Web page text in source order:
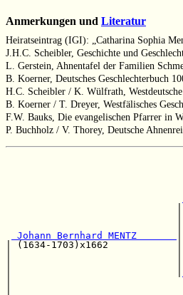
Anmerkungen und Literatur
Heiratseintrag (IGI): „Catharina Sophia
J.H.C. Scheibler, Geschichte und
L. Gerstein, Ahnentafel der Familien
B. Koerner, Deutsches Geschlechterbuch
H.C. Scheibler / K. Wülfrath,
B. Koerner / T. Dreyer, Westfälisches
F.W. Bauks, Die evangelischen Pfarrer in
P. Buchholz / V. Thorey, Deutsche
Johann Bernhard MENTZ
| (1634-
|
|